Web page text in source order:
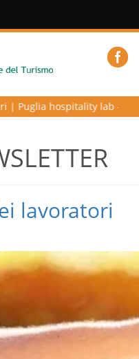
hospitality lab –
lavoratori